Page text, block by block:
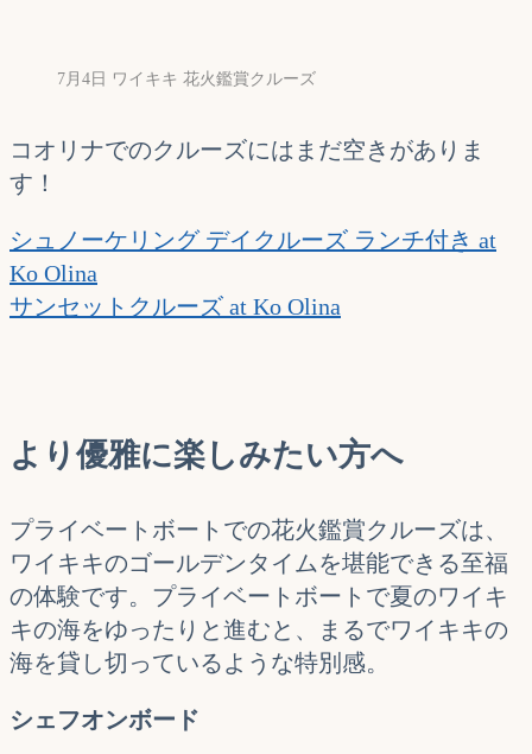
7月4日 ワイキキ 花火鑑賞クルーズ
コオリナでのクルーズにはまだ空きがありま
す！
シュノーケリング デイクルーズ ランチ付き at
Ko Olina
サンセットクルーズ at Ko Olina
より優雅に楽しみたい方へ
プライベートボートでの花火鑑賞クルーズは、
ワイキキのゴールデンタイムを堪能できる至福
の体験です。プライベートボートで夏のワイキ
キの海をゆったりと進むと、まるでワイキキの
海を貸し切っているような特別感。
シェフオンボード